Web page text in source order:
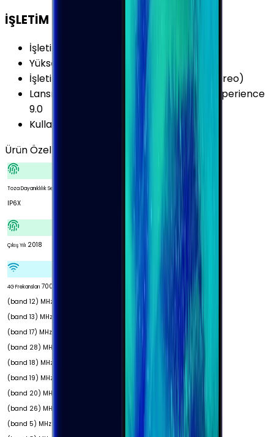
İŞLETİM SİSTEMİ
İşletim Sistemi
Yükseltilebilir Versiyon
İşletim Sistemi Versiyonu
Android 8.0 (Oreo)
Lansman Arayüz Versiyonu
Samsung Experience
9.0
Kullanıcı Arayüzü
Samsung Experience
Ürün Özellikleri
Toza Dayanıklılık Seviyesi
IP6X
Çıkış Yılı 2018
4G Frekansları 700
(band 12) MHz 700
(band 13) MHz 700
(band 17) MHz 700
(band 28) MHz 800
(band 18) MHz 800
(band 19) MHz 800
(band 20) MHz 850
(band 26) MHz 850
(band 5) MHz 900